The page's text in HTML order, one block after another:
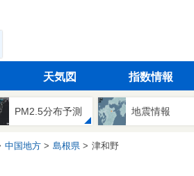
天気図 指数情報
PM2.5分布予測 地震情報
中国地方 島根県 津和野